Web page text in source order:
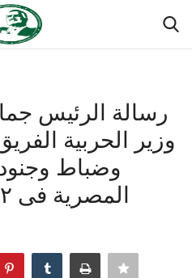
رسالة الرئيس
وزير الحربية
وضباط
المصرية فى ٢٢ أغسطس ١٩٦٩